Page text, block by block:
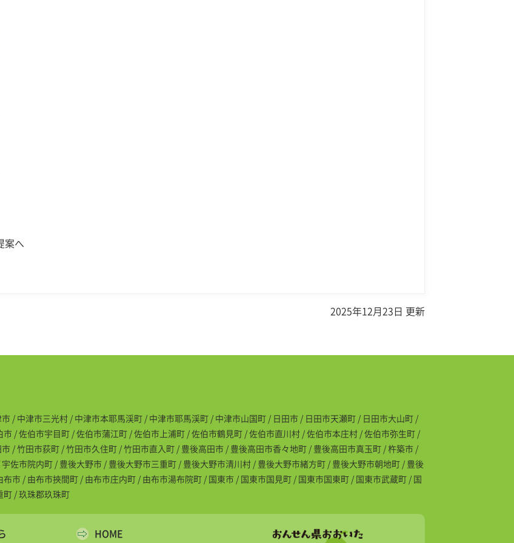
案へ
2025年12月23日 更新
/ 中津市三光村 / 中津市本耶馬渓町 / 中津市耶馬渓町 / 中津市山国町 / 日田市 / 日田市天瀬町 / 日田市大山町 /
/ 佐伯市宇目町 / 佐伯市蒲江町 / 佐伯市上浦町 / 佐伯市鶴見町 / 佐伯市直川村 / 佐伯市本庄村 / 佐伯市弥生町 /
/ 竹田市荻町 / 竹田市久住町 / 竹田市直入町 / 豊後高田市 / 豊後高田市香々地町 / 豊後高田市真玉町 / 杵築市 /
佐市院内町 / 豊後大野市 / 豊後大野市三重町 / 豊後大野市清川村 / 豊後大野市緒方町 / 豊後大野市朝地町 / 豊後
市 / 由布市挾間町 / 由布市庄内町 / 由布市湯布院町 / 国東市 / 国東市国見町 / 国東市国東町 / 国東市武蔵町 / 国
町 / 玖珠郡玖珠町
HOME